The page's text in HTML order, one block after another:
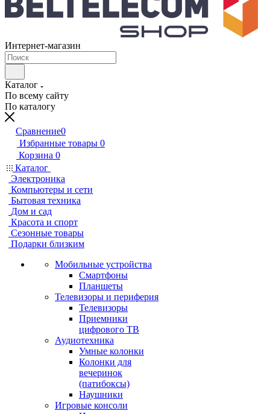
Интернет-магазин
Каталог
По всему сайту
По каталогу
Сравнение0
Избранные товары 0
Корзина 0
Каталог
Электроника
Компьютеры и сети
Бытовая техника
Дом и сад
Красота и спорт
Сезонные товары
Подарки близким
Мобильные устройства
Смартфоны
Планшеты
Телевизоры и периферия
Телевизоры
Приемники
цифрового ТВ
Аудиотехника
Умные колонки
Колонки для
вечеринок
(патибоксы)
Наушники
Игровые консоли